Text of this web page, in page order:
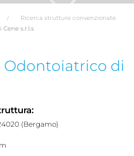
Ricerca strutture convenzionate
s.r.l.s
di
(Bergamo)